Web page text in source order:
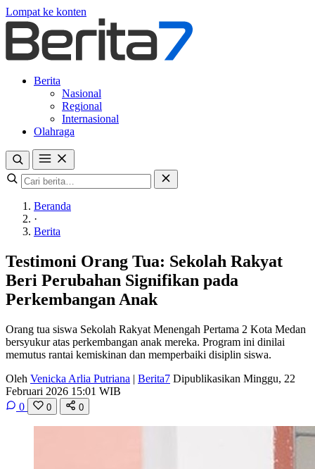
Lompat ke konten
Berita
Nasional
Regional
Internasional
Olahraga
Beranda
·
Berita
Testimoni Orang Tua: Sekolah Rakyat
Beri Perubahan Signifikan pada
Perkembangan Anak
Orang tua siswa Sekolah Rakyat Menengah Pertama 2 Kota Medan
bersyukur atas perkembangan anak mereka. Program ini dinilai
memutus rantai kemiskinan dan memperbaiki disiplin siswa.
Oleh Venicka Arlia Putriana | Berita7 Dipublikasikan Minggu, 22
Februari 2026 15:01 WIB
0
0 0